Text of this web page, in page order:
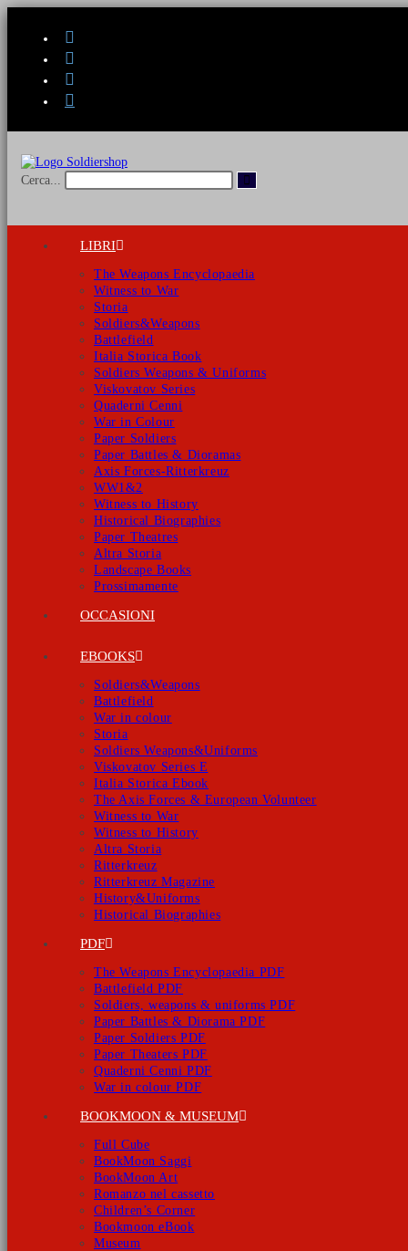
Cerca...
ricerca
LIBRI
The Weapons Encyclopaedia
Witness to War
Storia
Soldiers&Weapons
Battlefield
Italia Storica Book
Soldiers Weapons & Uniforms
Viskovatov Series
Quaderni Cenni
War in Colour
Paper Soldiers
Paper Battles & Dioramas
Axis Forces-Ritterkreuz
WW1&2
Witness to History
Historical Biographies
Paper Theatres
Altra Storia
Landscape Books
Prossimamente
OCCASIONI
EBOOKS
Soldiers&Weapons
Battlefield
War in colour
Storia
Soldiers Weapons&Uniforms
Viskovatov Series E
Italia Storica Ebook
The Axis Forces & European Volunteer
Witness to War
Witness to History
Altra Storia
Ritterkreuz
Ritterkreuz Magazine
History&Uniforms
Historical Biographies
PDF
The Weapons Encyclopaedia PDF
Battlefield PDF
Soldiers, weapons & uniforms PDF
Paper Battles & Diorama PDF
Paper Soldiers PDF
Paper Theaters PDF
Quaderni Cenni PDF
War in colour PDF
BOOKMOON & MUSEUM
Full Cube
BookMoon Saggi
BookMoon Art
Romanzo nel cassetto
Children’s Corner
Bookmoon eBook
Museum